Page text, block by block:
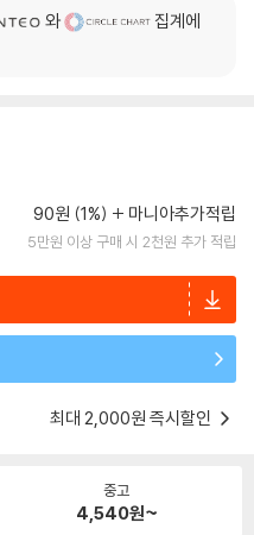
와
집계에
90원 (1%) 마니아추가적립
5만원 이상 구매 시 2천원 추가 적립
최대 2,000원 즉시할인
중고
4,540원~